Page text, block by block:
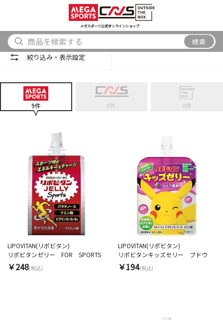
メガスポーツ公式オンラインショップ
検索
アウトドア
から探す
ブランド
から探す
検索
絞り込み・表示設定
9件 0件 0件
LIPOVITAN(リポビタン)
リポビタンゼリー FOR SPORTS
￥248(税込)
LIPOVITAN(リポビタン)
リポビタンキッズセリー ブドウ
￥194(税込)